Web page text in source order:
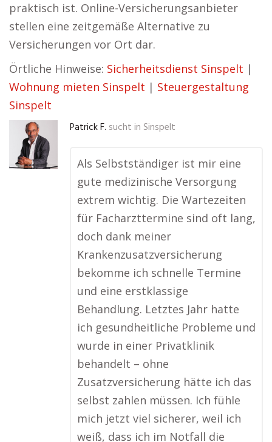
praktisch ist. Online-Versicherungsanbieter
stellen eine zeitgemäße Alternative zu
Versicherungen vor Ort dar.
Örtliche Hinweise: Sicherheitsdienst Sinspelt |
Wohnung mieten Sinspelt | Steuergestaltung
Sinspelt
Patrick F. sucht in Sinspelt
Als Selbstständiger ist mir eine
gute medizinische Versorgung
extrem wichtig. Die Wartezeiten
für Facharzttermine sind oft lang,
doch dank meiner
Krankenzusatzversicherung
bekomme ich schnelle Termine
und eine erstklassige
Behandlung. Letztes Jahr hatte
ich gesundheitliche Probleme und
wurde in einer Privatklinik
behandelt – ohne
Zusatzversicherung hätte ich das
selbst zahlen müssen. Ich fühle
mich jetzt viel sicherer, weil ich
weiß, dass ich im Notfall die